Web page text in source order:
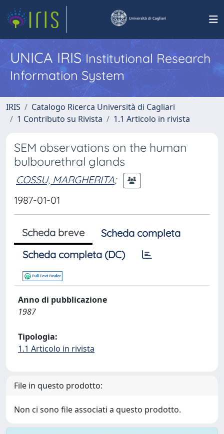
UNICA IRISInstitutional Research
Information System
IRIS
Catalogo Ricerca Università di Cagliari
1 Contributo su Rivista
1.1 Articolo in rivista
SEM observations on the human
bulbourethral glands
COSSU, MARGHERITA;
1987-01-01
Scheda breve
Scheda completa
Scheda completa (DC)
Anno di pubblicazione
1987
Tipologia:
1.1 Articolo in rivista
File in questo prodotto:
Non ci sono file associati a questo prodotto.